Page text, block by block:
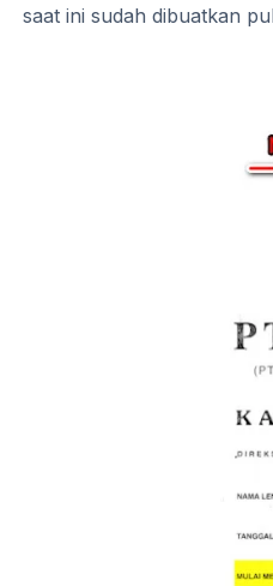
saat ini sudah dibuatkan